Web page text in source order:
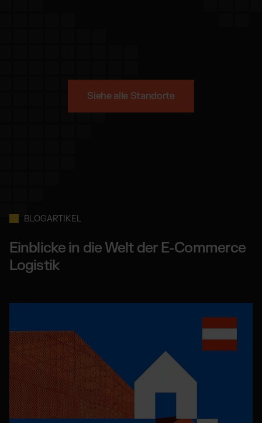
Siehe alle Standorte
BLOGARTIKEL
Einblicke in die Welt der E-Commerce
Logistik